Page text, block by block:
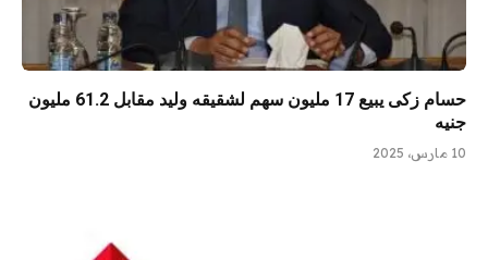
حسام زكى يبيع 17 مليون سهم لشقيقه وليد مقابل 61.2 مليون
جنيه
10 مارس، 2025